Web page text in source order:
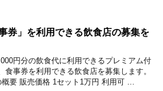
券」を利用できる飲食店の募集を
円分の飲食代に利用できるプレミアム付
食事券を利用できる飲食店を募集します。
要 販売価格 1セット1万円 利用可 …